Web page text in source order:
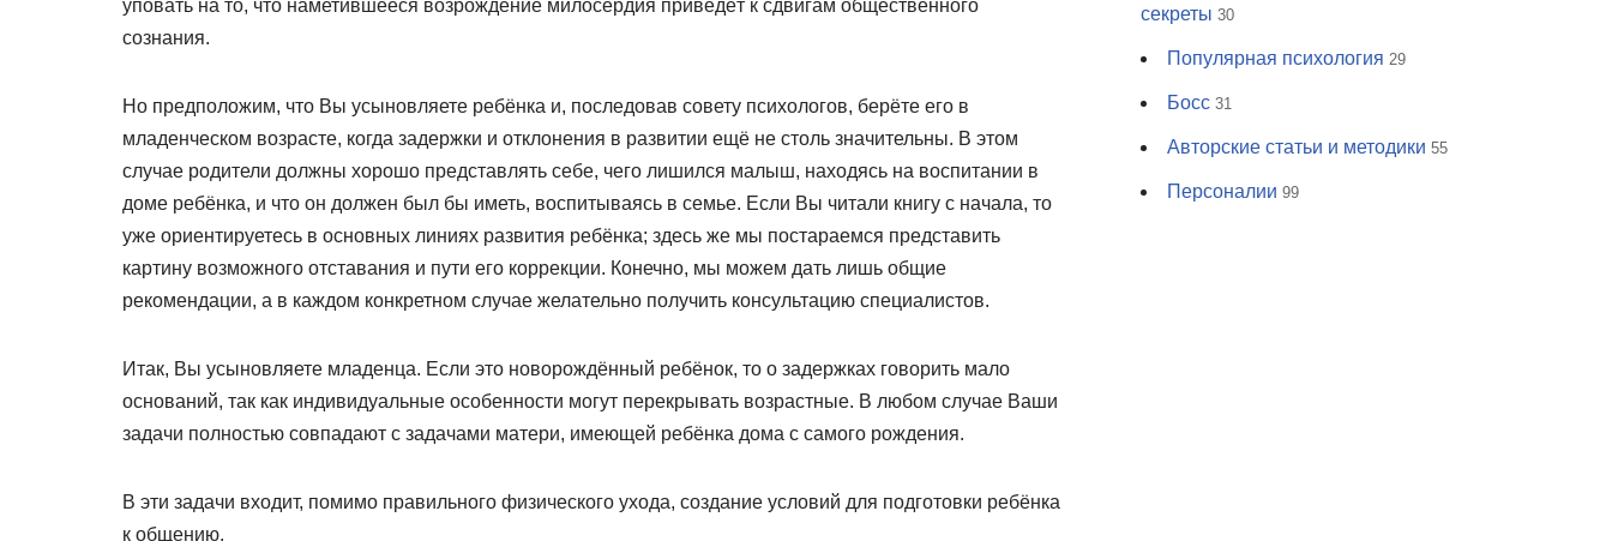
уповать на то, что наметившееся возрождение милосердия приведёт к сдвигам общественного
сознания.
Но предположим, что Вы усыновляете ребёнка и, последовав совету психологов, берёте его в
младенческом возрасте, когда задержки и отклонения в развитии ещё не столь значительны. В этом
случае родители должны хорошо представлять себе, чего лишился малыш, находясь на воспитании в
доме ребёнка, и что он должен был бы иметь, воспитываясь в семье. Если Вы читали книгу с начала, то
уже ориентируетесь в основных линиях развития ребёнка; здесь же мы постараемся представить
картину возможного отставания и пути его коррекции. Конечно, мы можем дать лишь общие
рекомендации, а в каждом конкретном случае желательно получить консультацию специалистов.
Итак, Вы усыновляете младенца. Если это новорождённый ребёнок, то о задержках говорить мало
оснований, так как индивидуальные особенности могут перекрывать возрастные. В любом случае Ваши
задачи полностью совпадают с задачами матери, имеющей ребёнка дома с самого рождения.
В эти задачи входит, помимо правильного физического ухода, создание условий для подготовки ребёнка
к общению.
секреты 30
Популярная психология 29
Босс 31
Авторские статьи и методики 55
Персоналии 99